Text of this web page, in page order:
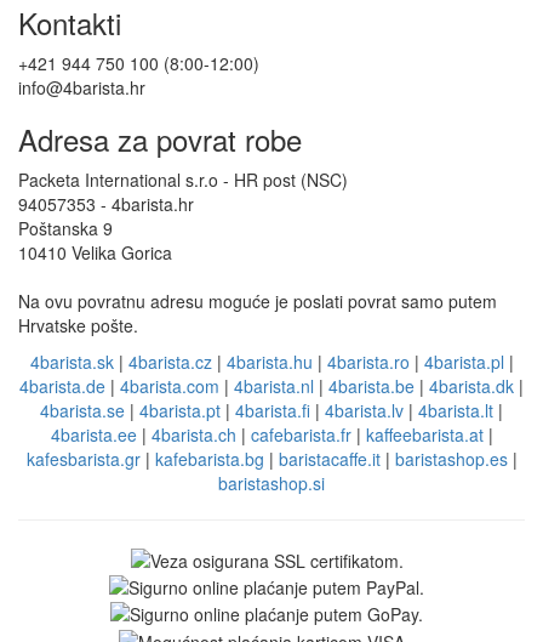
Kontakti
+421 944 750 100 (8:00-12:00)
info@4barista.hr
Adresa za povrat robe
Packeta International s.r.o - HR post (NSC)
94057353 - 4barista.hr
Poštanska 9
10410 Velika Gorica
Na ovu povratnu adresu moguće je poslati povrat samo putem
Hrvatske pošte.
4barista.sk| 4barista.cz| 4barista.hu | 4barista.ro | 4barista.pl |
4barista.de | 4barista.com | 4barista.nl | 4barista.be | 4barista.dk |
4barista.se | 4barista.pt | 4barista.fi | 4barista.lv | 4barista.lt |
4barista.ee| 4barista.ch | cafebarista.fr| kaffeebarista.at|
kafesbarista.gr| kafebarista.bg | baristacaffe.it| baristashop.es|
baristashop.si